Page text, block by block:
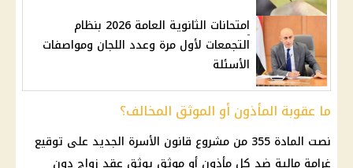
امتحانات الثانوية العامة 2026 بنظام
التجمعات لأول مرة وعدد اللجان ومواصفات
الأسئلة
ما عقوبة المأذون أو الموثق المخالف؟
نصت المادة 355 من مشروع قانون الأسرة الجديد على توقيع
غرامة مالية ضد كل مأذون أو موثق يوثق عقد زواج دون